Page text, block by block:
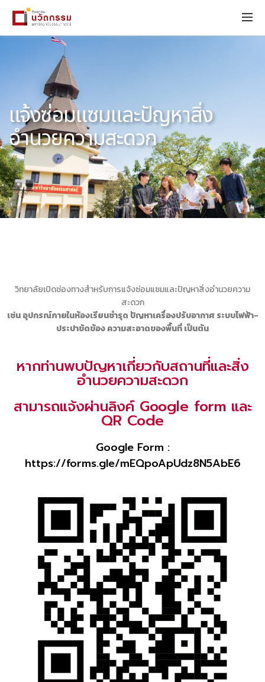
แจ้งซ่อมแซมและปัญหาสิ่ง
อำนวยความสะดวก
วิทยาลัยเปิดช่องทางสําหรับการแจ้งซ่อมแซมและปัญหาสิ่งอำนวยความ
สะดวก
เช่น อุปกรณ์ภายในห้องเรียนชำรุด ปัญหาเครื่องปรับอากาศ ระบบไฟฟ้า-
ประปาขัดข้อง ความสะอาดของพื้นที่ เป็นต้น
หากท่านพบปัญหาเกี่ยวกับสถานที่และสิ่ง
อำนวยความสะดวก
สามารถแจ้งผ่านลิงค์ Google form และ
QR Code
Google Form :
https://forms.gle/mEQpoApUdz8N5AbE6